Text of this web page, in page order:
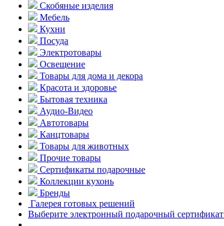
Скобяные изделия
Мебель
Кухни
Посуда
Электротовары
Освещение
Товары для дома и декора
Красота и здоровье
Бытовая техника
Аудио-Видео
Автотовары
Канцтовары
Товары для животных
Прочие товары
Сертификаты подарочные
Коллекции кухонь
Бренды
Галерея готовых решений
Выберите электронный подарочный сертификат